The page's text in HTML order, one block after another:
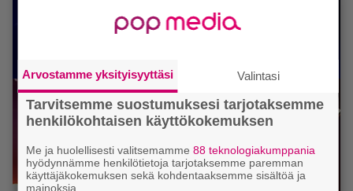
Arvostamme yksityisyyttäsi Valintasi
Tarvitsemme suostumuksesi tarjotaksemme
henkilökohtaisen käyttökokemuksen
Me ja huolellisesti valitsemamme 88 teknologiakumppania
hyödynnämme henkilötietoja tarjotaksemme paremman
käyttäjäkokemuksen sekä kohdentaaksemme sisältöä ja
mainoksia.